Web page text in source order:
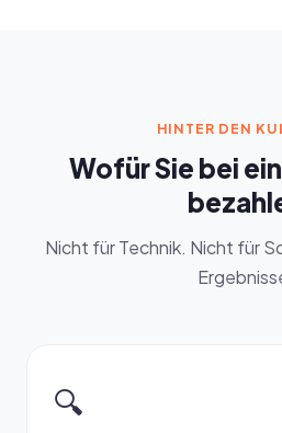
HINTER DEN
Wofür Sie bei
Nicht für Technik. Nicht für
🔍